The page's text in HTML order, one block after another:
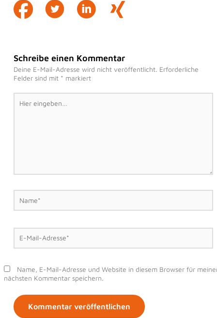
Schreibe einen Kommentar
Deine E-Mail-Adresse wird nicht veröffentlicht. Erforderliche
Felder sind mit * markiert
Hier
eingeben…
Name*
E-
Mail-
Adresse*
Name, E-Mail-Adresse und Website in diesem Browser für
nächsten Kommentar speichern.